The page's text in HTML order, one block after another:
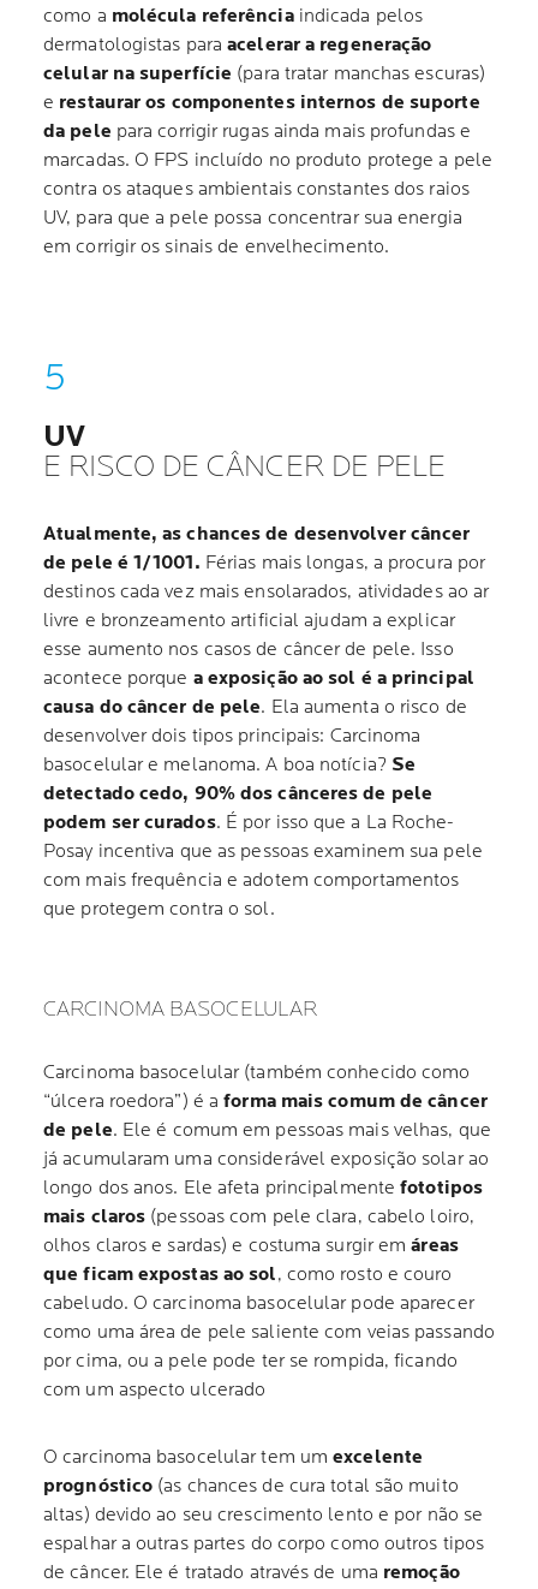
como a molécula referênciaindicada pelos
dermatologistas paraacelerar a regeneração
celular na superfície (para tratar manchas escuras)
e restaurar os componentes internos de suporte
da pele para corrigir rugas ainda mais profundas e
marcadas. O FPS incluído no produto protege a pele
contra os ataques ambientais constantes dos raios
UV, para que a pele possa concentrar sua energia
em corrigir os sinais de envelhecimento.
UV
E RISCO DE CÂNCER DE PELE
Atualmente, as chances de desenvolver câncer
de pele é 1/1001. Férias mais longas, a procura por
destinos cada vez mais ensolarados, atividades ao ar
livre e bronzeamento artificial ajudam a explicar
esse aumento nos casos de câncer de pele. Isso
acontece porque a exposição ao sol é a principal
causa do câncer de pele. Ela aumenta o risco de
desenvolver dois tipos principais: Carcinoma
basocelular e melanoma. A boa notícia? Se
detectado cedo, 90% dos cânceres de pele
podem ser curados. É por isso que a La Roche-
Posay incentiva que as pessoas examinem sua pele
com mais frequência e adotem comportamentos
que protegem contra o sol.
CARCINOMA BASOCELULAR
Carcinoma basocelular (também conhecido como
“úlcera roedora”) é aforma mais comum de câncer
de pele. Ele é comum em pessoas mais velhas, que
já acumularam uma considerável exposição solar ao
longo dos anos. Ele afeta principalmentefototipos
mais claros (pessoas com pele clara, cabelo loiro,
olhos claros e sardas) e costuma surgir emáreas
que ficam expostas ao sol, como rosto e couro
cabeludo. O carcinoma basocelular pode aparecer
como uma área de pele saliente com veias passando
por cima, ou a pele pode ter se rompida, ficando
com um aspecto ulcerado
O carcinoma basocelular tem umexcelente
prognóstico (as chances de cura total são muito
altas) devido ao seu crescimento lento e por não se
espalhar a outras partes do corpo como outros tipos
de câncer. Ele é tratado através de uma remoção